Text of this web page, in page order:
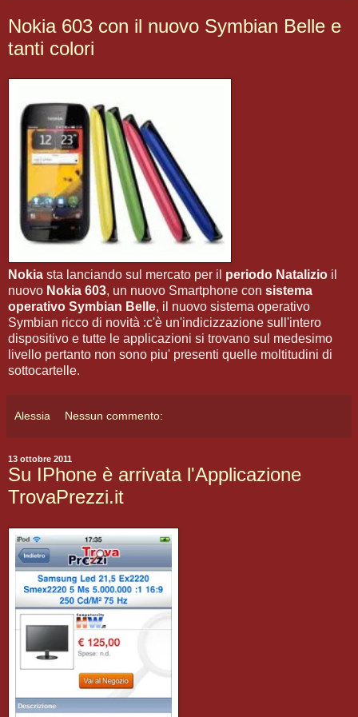
Nokia 603 con il nuovo Symbian Belle e
tanti colori
Nokia sta lanciando sul mercato per il periodo Natalizio il
nuovo Nokia 603, un nuovo Smartphone con sistema
operativo Symbian Belle, il nuovo sistema operativo
Symbian ricco di novità :c'è un'indicizzazione sull'intero
dispositivo e tutte le applicazioni si trovano sul medesimo
livello pertanto non sono piu' presenti quelle moltitudini di
sottocartelle.
Alessia Nessun commento:
13 ottobre 2011
Su IPhone è arrivata l'Applicazione
TrovaPrezzi.it